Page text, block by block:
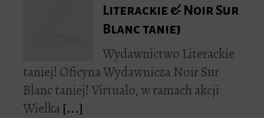
Literackie & Noir Sur
Blanc taniej
Wydawnictwo Literackie
taniej! Oficyna Wydawnicza Noir Sur
Blanc taniej! Virtualo, w ramach akcji
Wielka[...]